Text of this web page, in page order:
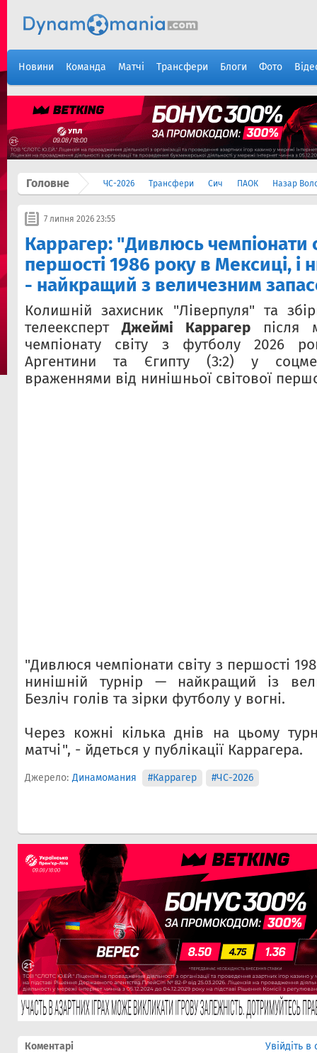
Новини Команда Матчі Трансфери Блоги Фото
Головне ЧС-2026 Трансфери Сич ПАОК Назар
7 липня 2026 23:55
Каррагер: "Дивлюсь чемпіонати
першості 1986 року в Мексиці, і
- найкращий з величезним
Колишній захисник "Ліверпуля" та
телеекспертДжеймі Каррагер після
чемпіонату світу з футболу 2026
Аргентини та Єгипту (3:2) у
враженнями від нинішньої світової
"Дивлюся чемпіонати світу з першості
нинішній турнір — найкращий із
Безліч голів та зірки футболу у вогні.
Через кожні кілька днів на цьому
матчі", - йдеться у публікації Каррагера.
Джерело: Динамомания #Каррагер #ЧС-2026
Коментарі Увійдіть в